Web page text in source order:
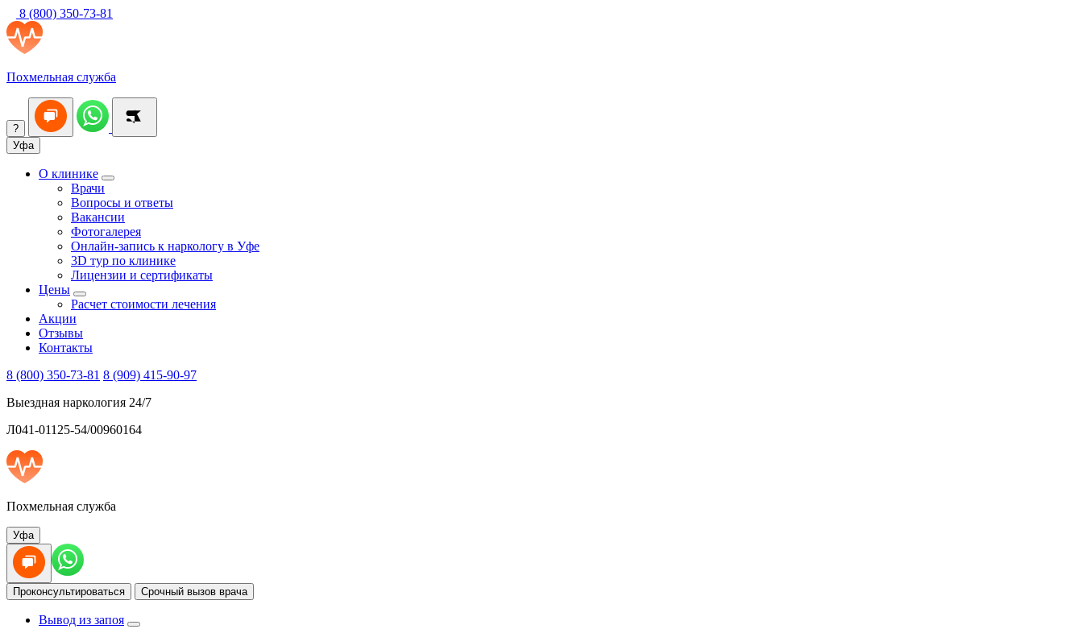
8 (800) 350-73-81
Похмельная служба
?
Уфа
О клинике
Врачи
Вопросы и ответы
Вакансии
Фотогалерея
Онлайн-запись к наркологу в Уфе
3D тур по клинике
Лицензии и сертификаты
Цены
Расчет стоимости лечения
Акции
Отзывы
Контакты
8 (800) 350-73-81 8 (909) 415-90-97
Выездная наркология 24/7
Л041-01125-54/00960164
Похмельная служба
Уфа
Проконсультироваться Срочный вызов врача
Вывод из запоя